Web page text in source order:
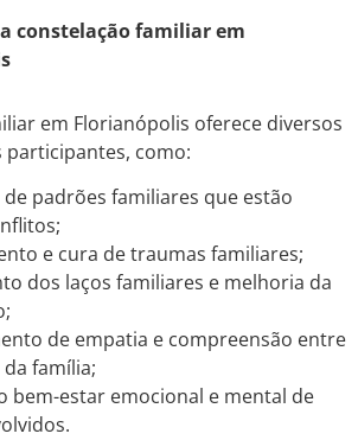
constelação familiar em
em Florianópolis oferece diversos
participantes, como:
padrões familiares que estão
e cura de traumas familiares;
dos laços familiares e melhoria da
de empatia e compreensão entre
família;
bem-estar emocional e mental de